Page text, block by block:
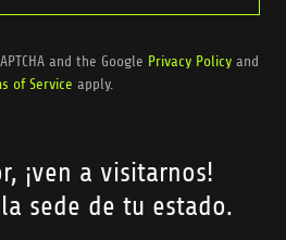
and the Google Privacy Policyand
of Service apply.
¡ven a visitarnos!
sede de tu estado.